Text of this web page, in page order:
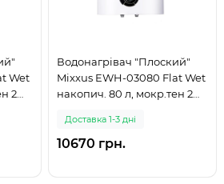
Wet
2
Водонагрівач "Плоский"
Mixxus EWH-03080 Flat Wet
накопич. 80 л, мокр.тен 2
Доставка 1-3 дні
10670 грн.